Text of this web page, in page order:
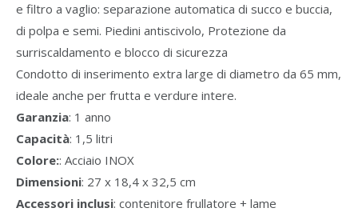
e filtro a vaglio: separazione automatica di succo e buccia,
di polpa e semi. Piedini antiscivolo, Protezione da
surriscaldamento e blocco di sicurezza
Condotto di inserimento extra large di diametro da 65 mm,
ideale anche per frutta e verdure intere.
Garanzia: 1 anno
Capacità: 1,5 litri
Colore:: Acciaio INOX
Dimensioni: 27 x 18,4 x 32,5 cm
Accessori inclusi: contenitore frullatore + lame